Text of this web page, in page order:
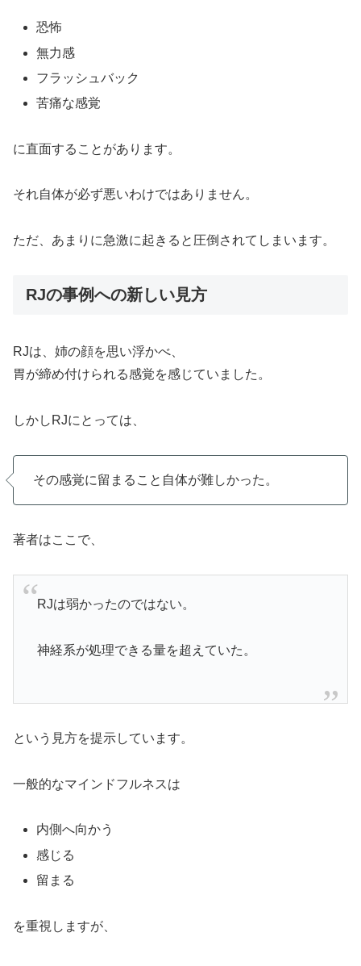
恐怖
無力感
フラッシュバック
苦痛な感覚
に直面することがあります。
それ自体が必ず悪いわけではありません。
ただ、あまりに急激に起きると圧倒されてしまいます。
RJの事例への新しい見方
RJは、姉の顔を思い浮かべ、
胃が締め付けられる感覚を感じていました。
しかしRJにとっては、
その感覚に留まること自体が難しかった。
著者はここで、
RJは弱かったのではない。
神経系が処理できる量を超えていた。
という見方を提示しています。
一般的なマインドフルネスは
内側へ向かう
感じる
留まる
を重視しますが、